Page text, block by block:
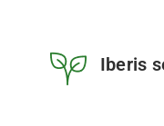
Iberis